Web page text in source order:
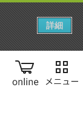
online
詳細